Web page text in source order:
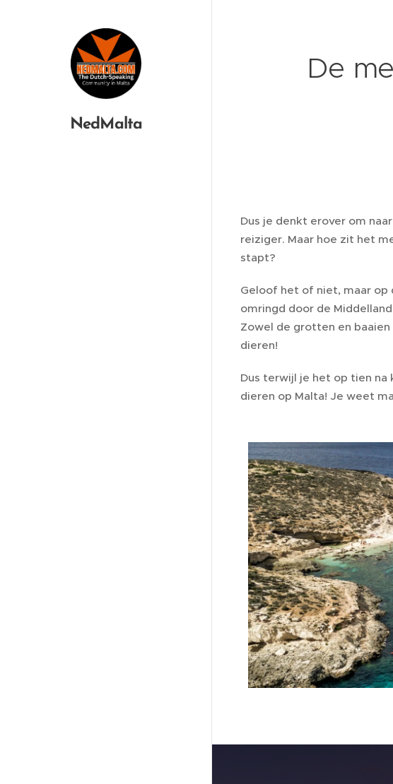
NedMalta
De
Dus je denkt erover om
reiziger. Maar hoe zit het
stapt?
Geloof het of niet, maar op
omringd door de
Zowel de grotten en
dieren!
Dus terwijl je het op tien
dieren op Malta! Je weet